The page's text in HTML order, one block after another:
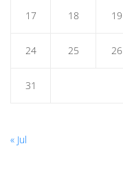
17 18 19
24 25 26
31
« Jul